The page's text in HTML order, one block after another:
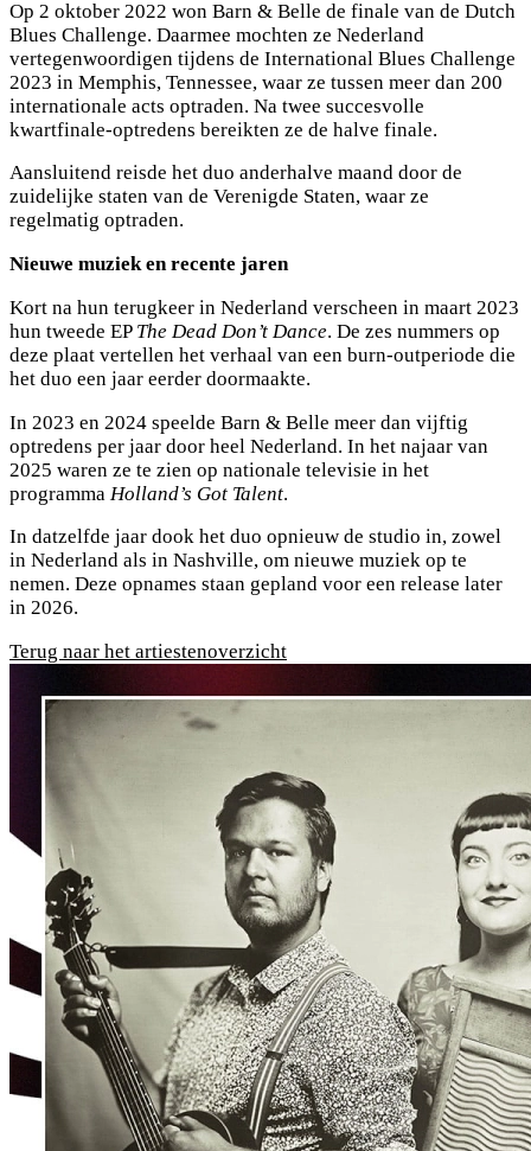
Op 2 oktober 2022 won Barn & Belle de finale van de Dutch
Blues Challenge. Daarmee mochten ze Nederland
vertegenwoordigen tijdens de International Blues Challenge
2023 in Memphis, Tennessee, waar ze tussen meer dan 200
internationale acts optraden. Na twee succesvolle
kwartfinale-optredens bereikten ze de halve finale.
Aansluitend reisde het duo anderhalve maand door de
zuidelijke staten van de Verenigde Staten, waar ze
regelmatig optraden.
Nieuwe muziek en recente jaren
Kort na hun terugkeer in Nederland verscheen in maart 2023
hun tweede EP The Dead Don’t Dance. De zes nummers op
deze plaat vertellen het verhaal van een burn-outperiode die
het duo een jaar eerder doormaakte.
In 2023 en 2024 speelde Barn & Belle meer dan vijftig
optredens per jaar door heel Nederland. In het najaar van
2025 waren ze te zien op nationale televisie in het
programma Holland’s Got Talent.
In datzelfde jaar dook het duo opnieuw de studio in, zowel
in Nederland als in Nashville, om nieuwe muziek op te
nemen. Deze opnames staan gepland voor een release later
in 2026.
Terug naar het artiestenoverzicht